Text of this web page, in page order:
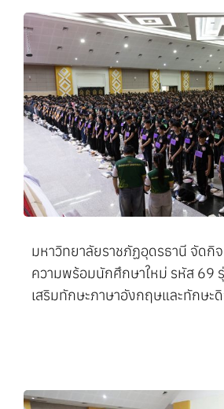
มหาวิทยาลัยราชภัฏอุดรธานี จัดกิ
ความพร้อมนักศึกษาใหม่ รหัส 69
เสริมทักษะภาษาอังกฤษและทักษะ